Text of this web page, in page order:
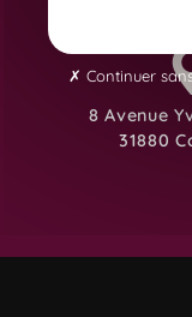
8 Avenue
31880
Continuer